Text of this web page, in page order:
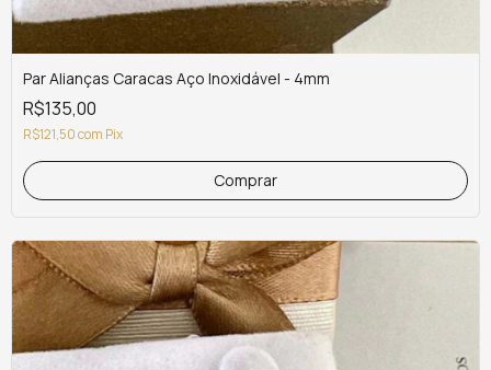
Par Alianças Caracas Aço Inoxidável - 4mm
R$135,00
R$121,50com Pix